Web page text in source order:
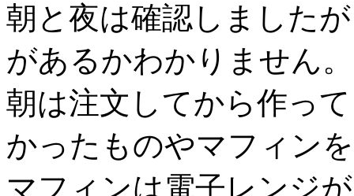
朝と夜は確認しました
があるかわかりません。
朝は注文してから作っ
かったものやマフィン
マフィンは電子レンジ